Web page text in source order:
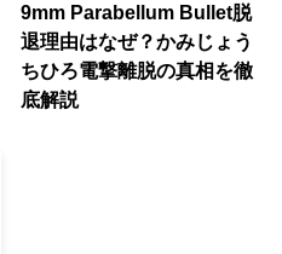
9mm Parabellum Bullet脱
退理由はなぜ？かみじょう
ちひろ電撃離脱の真相を徹
底解説